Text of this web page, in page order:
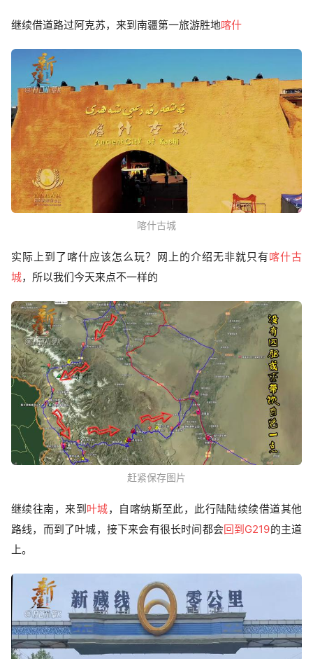
继续借道路过阿克苏，来到南疆第一旅游胜地喀什
喀什古城
实际上到了喀什应该怎么玩？网上的介绍无非就只有喀什古
城，所以我们今天来点不一样的
赶紧保存图片
继续往南，来到叶城，自喀纳斯至此，此行陆陆续续借道其他
路线，而到了叶城，接下来会有很长时间都会回到G219的主道
上。